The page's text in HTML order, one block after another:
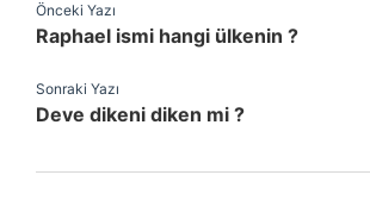
Önceki Yazı
Raphael ismi hangi ülkenin ?
Sonraki Yazı
Deve dikeni diken mi ?